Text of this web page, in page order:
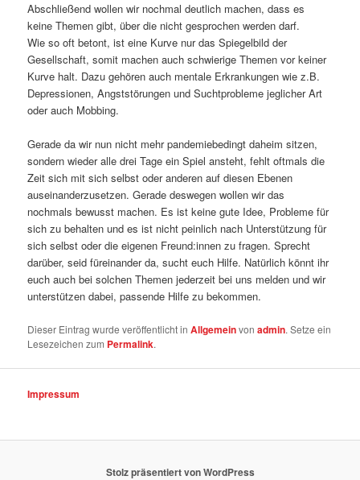
Abschließend wollen wir nochmal deutlich machen, dass es
keine Themen gibt, über die nicht gesprochen werden darf.
Wie so oft betont, ist eine Kurve nur das Spiegelbild der
Gesellschaft, somit machen auch schwierige Themen vor keiner
Kurve halt. Dazu gehören auch mentale Erkrankungen wie z.B.
Depressionen, Angststörungen und Suchtprobleme jeglicher Art
oder auch Mobbing.
Gerade da wir nun nicht mehr pandemiebedingt daheim sitzen,
sondern wieder alle drei Tage ein Spiel ansteht, fehlt oftmals die
Zeit sich mit sich selbst oder anderen auf diesen Ebenen
auseinanderzusetzen. Gerade deswegen wollen wir das
nochmals bewusst machen. Es ist keine gute Idee, Probleme für
sich zu behalten und es ist nicht peinlich nach Unterstützung für
sich selbst oder die eigenen Freund:innen zu fragen. Sprecht
darüber, seid füreinander da, sucht euch Hilfe. Natürlich könnt ihr
euch auch bei solchen Themen jederzeit bei uns melden und wir
unterstützen dabei, passende Hilfe zu bekommen.
Dieser Eintrag wurde veröffentlicht inAllgemeinvonadmin. Setze ein
Lesezeichen zum Permalink.
Impressum
Stolz präsentiert von WordPress